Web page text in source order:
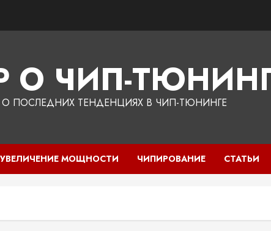
ЧИП-
ПОСЛЕДНИХ ТЕНДЕНЦИЯХ В ЧИП-ТЮНИНГЕ
УВЕЛИЧЕНИЕ МОЩНОСТИ ЧИПИРОВАНИЕ СТАТЬИ